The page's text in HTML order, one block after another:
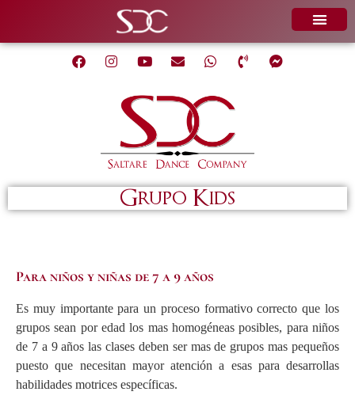
Grupo Kids
Para niños y niñas de 7 a 9 años
Es muy importante para un proceso formativo correcto que los
grupos sean por edad los mas homogéneas posibles, para niños
de 7 a 9 años las clases deben ser mas de grupos mas pequeños
puesto que necesitan mayor atención a esas para desarrollas
habilidades motrices específicas.